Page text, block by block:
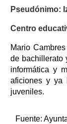
Pseudónimo:
Centro
Mario
de bachillerato
informática y
aficiones y ya
juveniles.
Fuente: